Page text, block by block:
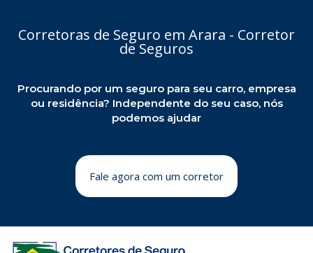
Corretoras de Seguro em Arara - Corretor
de Seguros
Procurando por um seguro para seu carro, empresa
ou residência? Independente do seu caso, nós
podemos ajudar
Fale agora com um corretor